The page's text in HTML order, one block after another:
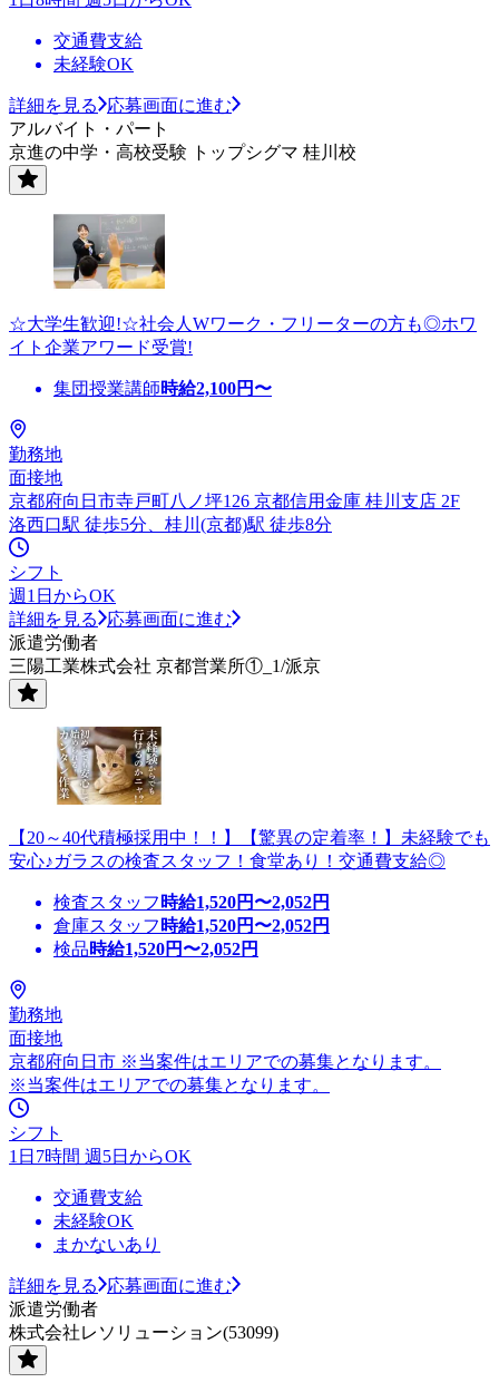
交通費支給
未経験OK
詳細を見る
応募画面に進む
アルバイト・パート
京進の中学・高校受験 トップシグマ 桂川校
☆大学生歓迎!☆社会人Wワーク・フリーターの方も◎ホワ
イト企業アワード受賞!
集団授業講師時給2,100円〜
勤務地
面接地
京都府向日市寺戸町八ノ坪126 京都信用金庫 桂川支店 2F
洛西口駅 徒歩5分、桂川(京都)駅 徒歩8分
シフト
週1日からOK
詳細を見る
応募画面に進む
派遣労働者
三陽工業株式会社 京都営業所①_1/派京
【20～40代積極採用中！！】【驚異の定着率！】未経験でも
安心♪ガラスの検査スタッフ！食堂あり！交通費支給◎
検査スタッフ 時給1,520円〜2,052円
倉庫スタッフ 時給1,520円〜2,052円
検品時給1,520円〜2,052円
勤務地
面接地
京都府向日市 ※当案件はエリアでの募集となります。
※当案件はエリアでの募集となります。
シフト
1日7時間 週5日からOK
交通費支給
未経験OK
まかないあり
詳細を見る
応募画面に進む
派遣労働者
株式会社レソリューション(53099)